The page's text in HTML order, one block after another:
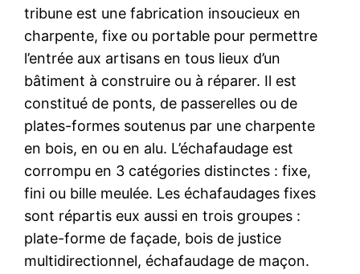
tribune est une fabrication insoucieux en
charpente, fixe ou portable pour permettre
l’entrée aux artisans en tous lieux d’un
bâtiment à construire ou à réparer. Il est
constitué de ponts, de passerelles ou de
plates-formes soutenus par une charpente
en bois, en ou en alu. L’échafaudage est
corrompu en 3 catégories distinctes : fixe,
fini ou bille meulée. Les échafaudages fixes
sont répartis eux aussi en trois groupes :
plate-forme de façade, bois de justice
multidirectionnel, échafaudage de maçon.